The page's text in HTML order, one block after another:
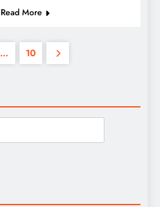
Read More
… 10